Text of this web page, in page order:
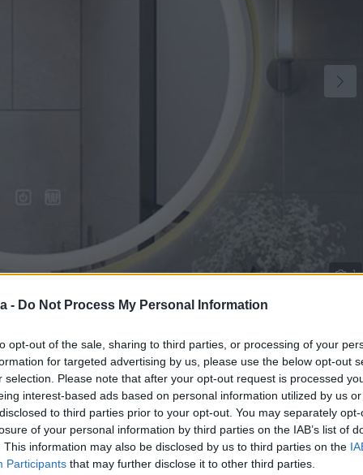
- Do Not Process My Personal Information
opt-out of the sale, sharing to third parties, or processing of your
for targeted advertising by us, please use the below opt-out
selection. Please note that after your opt-out request is processed
interest-based ads based on personal information utilized by us
to third parties prior to your opt-out. You may separately
of your personal information by third parties on the IAB’s list of
This information may also be disclosed by us to third parties on the
Participants that may further disclose it to other third parties.
1
ID: 75444788 PREGLEDI: 475
Vrsta Zidno